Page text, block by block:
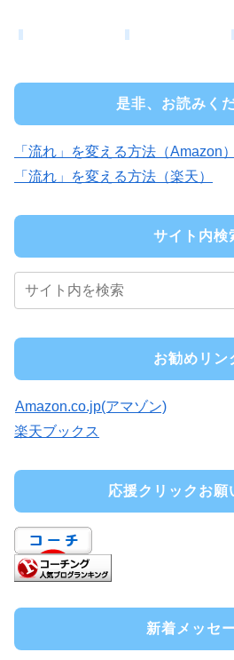
是非、お読みく
「流れ」を変える方法（Amazon）
「流れ」を変える方法（楽天）
サイト内検
お勧めリン
Amazon.co.jp(アマゾン)
楽天ブックス
応援クリックお願
新着メッセ